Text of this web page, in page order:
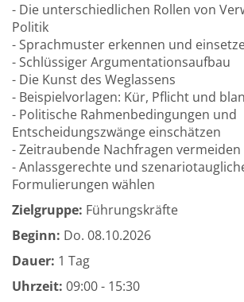
- Die unterschiedlichen Rollen von
Politik
- Sprachmuster erkennen und
- Schlüssiger Argumentationsaufbau
- Die Kunst des Weglassens
- Beispielvorlagen: Kür, Pflicht und
- Politische Rahmenbedingungen und
Entscheidungszwänge einschätzen
- Zeitraubende Nachfragen vermeiden
- Anlassgerechte und
Formulierungen wählen
Zielgruppe: Führungskräfte
Beginn: Do. 08.10.2026
Dauer: 1 Tag
Uhrzeit: 09:00 - 15:30